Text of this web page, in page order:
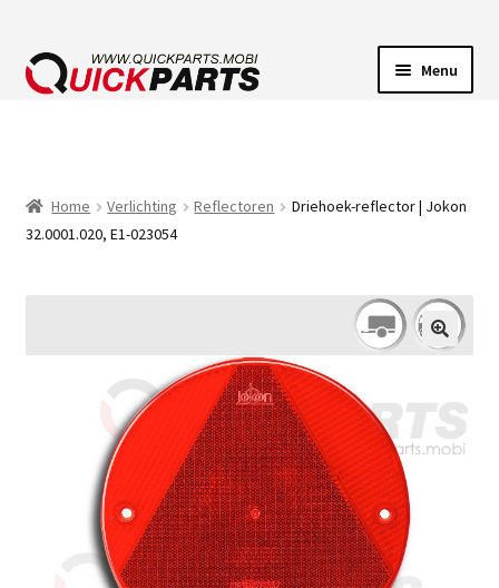
Menu
Home Verlichting Reflectoren
Driehoek-reflector | Jokon
32.0001.020, E1-023054